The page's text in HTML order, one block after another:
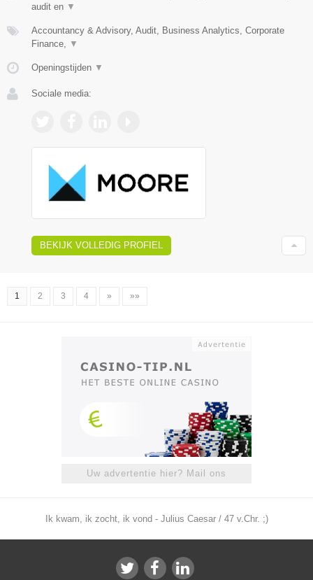
audit en ▼
Accountancy & Advisory, Audit, Business Analytics, Corporate
Finance,
▼
Openingstijden ▼
Sociale media:
BEKIJK VOLLEDIG PROFIEL
1 2 3 4 » »»
Uw advertentie hier? Mail ons
Ik kwam, ik zocht, ik vond - Julius Caesar / 47 v.Chr. ;)